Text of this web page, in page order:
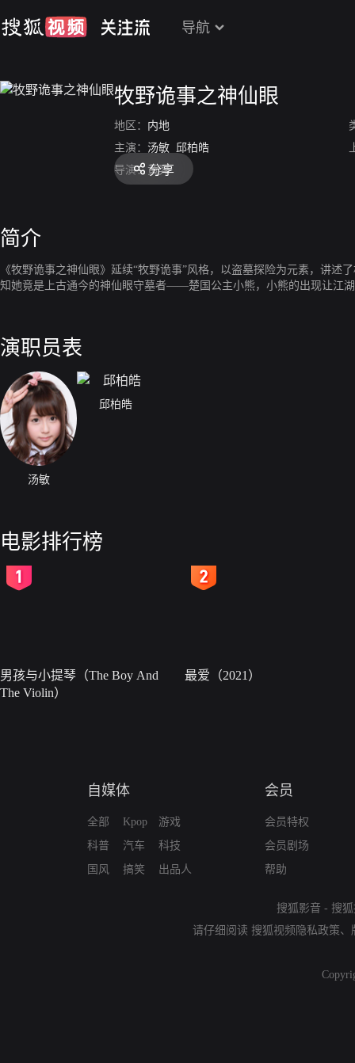
导航
牧野诡事之神仙眼
地区： 内地
主演： 汤敏 邱柏皓
导演： 黄羿
分享
简介
《牧野诡事之神仙眼》延续“牧野诡事”风格，以盗墓探险为元素，讲
知她竟是上古通今的神仙眼守墓者——楚国公主小熊，小熊的出现让江
演职员表
汤敏
邱柏皓
电影排行榜
男孩与小提琴（The Boy And
The Violin）
最爱（2021）
自媒体
全部
科普
国风
Kpop
汽车
搞笑
游戏
科技
出品人
会员
会员特权
会员剧场
帮助
搜狐影音 - 搜
请仔细阅读 搜狐视频隐私政策、